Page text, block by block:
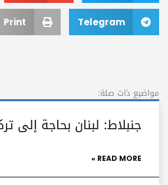
Telegram
Print
مواضيع ذات صلة:
جنبلاط: لبنان بحاجة إلى
READ MORE »